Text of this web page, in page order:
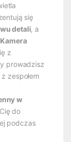
się
detali, a
Kamera
z
prowadzisz
zespołem
w
do
podczas